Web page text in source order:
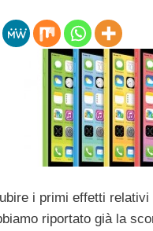
i primi effetti
riportato già la